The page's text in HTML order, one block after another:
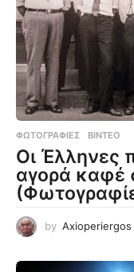
ΦΩΤΟΓΡΑΦΊΕΣ ,ΒΊΝΤΕΟ
Οι Έλληνες
αγορά καφέ
by Axioperiergos